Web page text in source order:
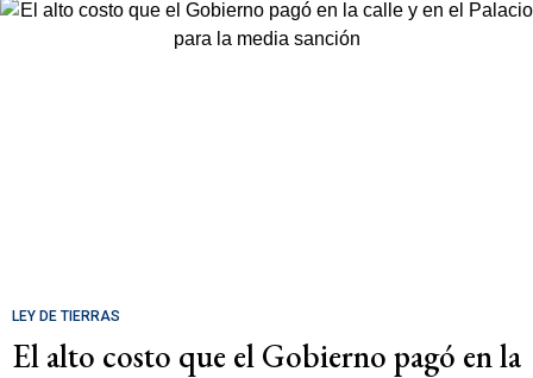
LEY DE TIERRAS
El alto costo que el Gobierno pagó en la